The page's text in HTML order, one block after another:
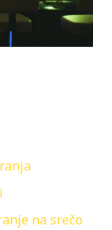
na srečo